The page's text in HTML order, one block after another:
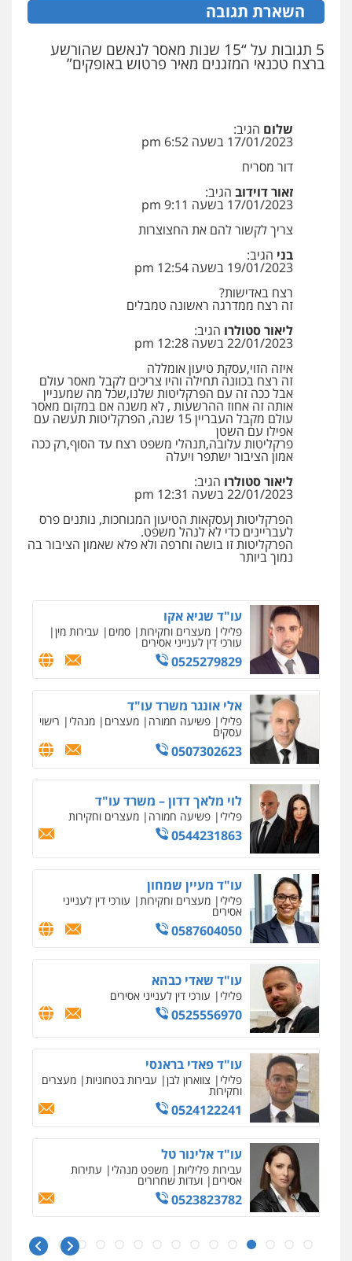
השארת תגובה
5 תגובות על “15 שנות מאסר לנאשם שהורשע
ברצח טכנאי המזגנים מאיר פרטוש באופקים”
שלום הגיב:
17/01/2023 בשעה 6:52 pm
דור מסריח
זאור דוידוב הגיב:
17/01/2023 בשעה 9:11 pm
צריך לקשור להם את החצוצרות
בני הגיב:
19/01/2023 בשעה 12:54 pm
רצח באדישות?
זה רצח ממדרגה ראשונה טמבלים
ליאור סטולרו הגיב:
22/01/2023 בשעה 12:28 pm
איזה הזוי,עסקת טיעון אומללה
זה רצח בכוונה תחילה והיו צריכים לקבל מאסר עולם
אבל ככה זה עם הפרקליטות שלנו,שכל מה שמעניין
אותה זה אחוז ההרשעות , לא משנה אם במקום מאסר
עולם מקבל העבריין 15 שנה, הפרקליטות תעשה עם
אפילו עם השטן
פרקליטות עלובה,תנהלי משפט רצח עד הסוף,רק ככה
אמון הציבור ישתפר ויעלה
ליאור סטולרו הגיב:
22/01/2023 בשעה 12:31 pm
הפרקליטות ןעסקאות הטיעון המגוחכות, נותנים פרס
לעבריינים כדי לא לנהל משפט.
הפרקליטות זו בושה וחרפה ולא פלא שאמון הציבור בה
נמוך ביותר
פלילי משפחה
0507003001
0546470989
סמים עבירות מין
0523647066
ויקי שמואל – משרד עו"ד
פלילי משפט פלילי
0528959600
קורל קרוז – עורך דין פלילי
משפט פלילי
0545437431
עו"ד עלי סעדי
פלילי פשיעה חמורה ליווי וייצוג בחקירות
ומעצרים
0508824984
עו"ד תומר בנישתי
פלילי מעצרים וחקירות צווארון לבן פשיעה
חמורה
עו"ד שגיא אקו
פלילי מעצרים וחקירות סמים עבירות מין
עורכי דין לענייני אסירים
0525279829
אלי אונגר משרד עו"ד
פלילי פשיעה חמורה מעצרים מנהלי רישוי
עסקים
0507302623
לוי מלאך דדון – משרד עו"ד
פלילי פשיעה חמורה מעצרים וחקירות
0544231863
עו"ד מעיין שמחון
פלילי מעצרים וחקירות עורכי דין לענייני
אסירים
0587604050
עו"ד שאדי כבהא
פלילי עורכי דין לענייני אסירים
0525556970
עו"ד פאדי בראנסי
פלילי צווארון לבן עבירות בטחוניות מעצרים
וחקירות
0524122241
עו"ד אלינור טל
עבירות פליליות משפט מנהלי עתירות
אסירים ועדות שחרורים
0523823782
עו"ד אמיר כהן
ניר קידר – צלם